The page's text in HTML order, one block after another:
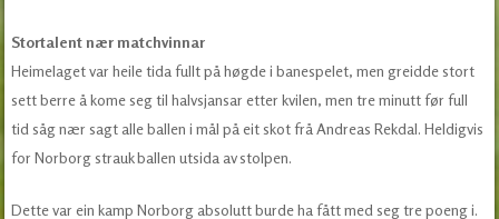
Stortalent nær matchvinnar
Heimelaget var heile tida fullt på høgde i banespelet, men greidde stort
sett berre å kome seg til halvsjansar etter kvilen, men tre minutt før full
tid såg nær sagt alle ballen i mål på eit skot frå Andreas Rekdal. Heldigvis
for Norborg strauk ballen utsida av stolpen.
Dette var ein kamp Norborg absolutt burde ha fått med seg tre poeng i.